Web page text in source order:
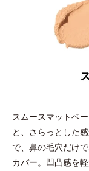
スムースマットベ
と、さらっとした
で、鼻の毛穴だけ
カバー。凹凸感を